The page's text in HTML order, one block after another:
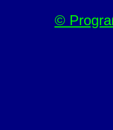
©